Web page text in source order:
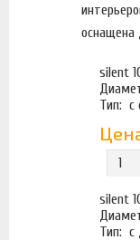
оснащена
silent
Тип: с
silent
Тип: с